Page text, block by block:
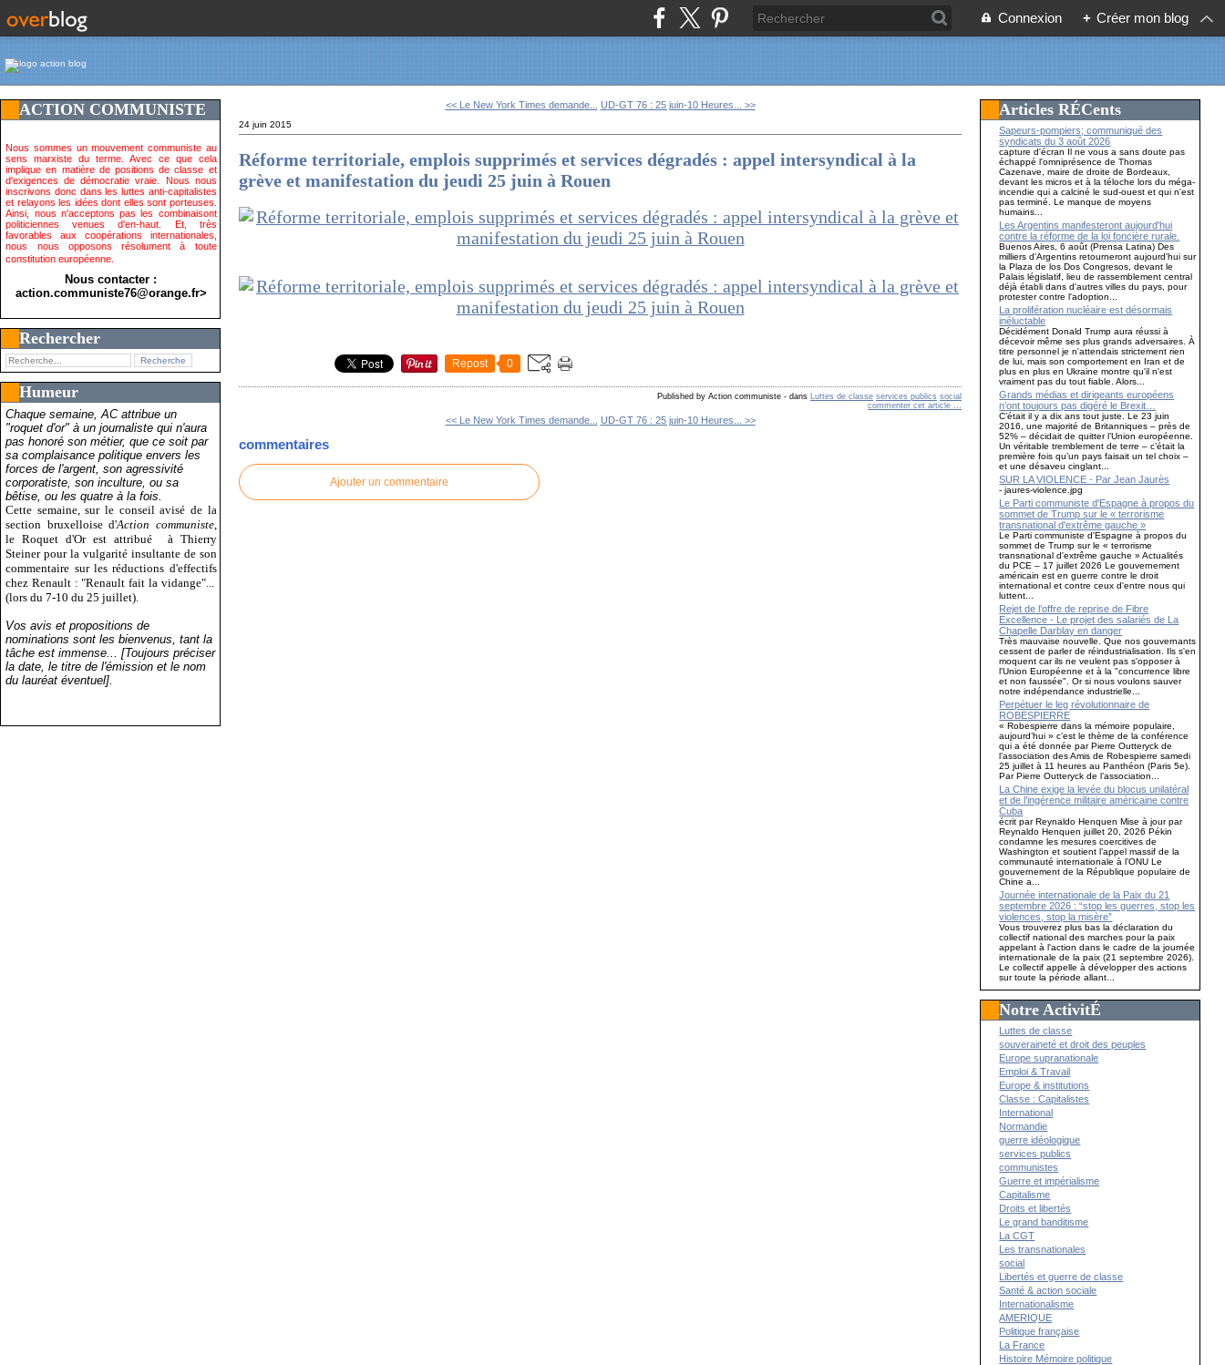
Connexion + Créer mon blog
ACTION COMMUNISTE
Nous sommes un mouvement communiste au
sens marxiste du terme. Avec ce que cela
implique en matière de positions de classe et
d'exigences de démocratie vraie. Nous nous
inscrivons donc dans les luttes anti-capitalistes
et relayons les idées dont elles sont porteuses.
Ainsi, nous n'acceptons pas les combinaisont
politiciennes venues d'en-haut. Et, très
favorables aux coopérations internationales,
nous nous opposons résolument à toute
constitution européenne.
Nous contacter :
action.communiste76@orange.fr>
Rechercher
Humeur
Chaque semaine, AC attribue un
"roquet d'or" à un journaliste qui n'aura
pas honoré son métier, que ce soit par
sa complaisance politique envers les
forces de l'argent, son agressivité
corporatiste, son inculture, ou sa
bêtise, ou les quatre à la fois.
Cette semaine, sur le conseil avisé de la
section bruxelloise d'Action communiste,
le Roquet d'Or est attribué
à Thierry
Steiner pour la vulgarité insultante de son
commentaire sur les réductions d'effectifs
chez Renault : "Renault fait la vidange"...
(lors du 7-10 du 25 juillet).
Vos avis et propositions de
nominations sont les bienvenus, tant la
tâche est immense... [Toujours préciser
la date, le titre de l'émission et le nom
du lauréat éventuel].
<< Le New York Times demande... UD-GT 76 : 25 juin-10 Heures... >>
24 juin 2015
Réforme territoriale, emplois supprimés et services dégradés : appel intersyndical à la
grève et manifestation du jeudi 25 juin à Rouen
Repost 0
Published by Action communiste - dans Luttes de classe services publics social
commenter cet article …
<< Le New York Times demande... UD-GT 76 : 25 juin-10 Heures... >>
commentaires
Ajouter un commentaire
Articles RÉCents
Sapeurs-pompiers; communiqué des
syndicats du 3 août 2026
capture d'écran Il ne vous a sans doute pas
échappé l'omniprésence de Thomas
Cazenave, maire de droite de Bordeaux,
devant les micros et à la téloche lors du méga-
incendie qui a calciné le sud-ouest et qui n'est
pas terminé. Le manque de moyens
humains...
Les Argentins manifesteront aujourd'hui
contre la réforme de la loi foncière rurale.
Buenos Aires, 6 août (Prensa Latina) Des
milliers d'Argentins retourneront aujourd'hui sur
la Plaza de los Dos Congresos, devant le
Palais législatif, lieu de rassemblement central
déjà établi dans d'autres villes du pays, pour
protester contre l'adoption...
La prolifération nucléaire est désormais
inéluctable
Décidément Donald Trump aura réussi à
décevoir même ses plus grands adversaires. À
titre personnel je n'attendais strictement rien
de lui, mais son comportement en Iran et de
plus en plus en Ukraine montre qu'il n'est
vraiment pas du tout fiable. Alors...
Grands médias et dirigeants européens
n’ont toujours pas digéré le Brexit…
C’était il y a dix ans tout juste. Le 23 juin
2016, une majorité de Britanniques – près de
52% – décidait de quitter l’Union européenne.
Un véritable tremblement de terre – c’était la
première fois qu’un pays faisait un tel choix –
et une désaveu cinglant...
SUR LA VIOLENCE - Par Jean Jaurès
- jaures-violence.jpg
Le Parti communiste d'Espagne à propos du
sommet de Trump sur le « terrorisme
transnational d'extrême gauche »
Le Parti communiste d'Espagne à propos du
sommet de Trump sur le « terrorisme
transnational d'extrême gauche » Actualités
du PCE – 17 juillet 2026 Le gouvernement
américain est en guerre contre le droit
international et contre ceux d'entre nous qui
luttent...
Rejet de l’offre de reprise de Fibre
Excellence - Le projet des salariés de La
Chapelle Darblay en danger
Très mauvaise nouvelle. Que nos gouvernants
cessent de parler de réindustrialisation. Ils s'en
moquent car ils ne veulent pas s'opposer à
l'Union Européenne et à la "concurrence libre
et non faussée". Or si nous voulons sauver
notre indépendance industrielle...
Perpétuer le leg révolutionnaire de
ROBESPIERRE
« Robespierre dans la mémoire populaire,
aujourd’hui » c’est le thème de la conférence
qui a été donnée par Pierre Outteryck de
l’association des Amis de Robespierre samedi
25 juillet à 11 heures au Panthéon (Paris 5e).
Par Pierre Outteryck de l’association...
La Chine exige la levée du blocus unilatéral
et de l’ingérence militaire américaine contre
Cuba
écrit par Reynaldo Henquen Mise à jour par
Reynaldo Henquen juillet 20, 2026 Pékin
condamne les mesures coercitives de
Washington et soutient l’appel massif de la
communauté internationale à l’ONU Le
gouvernement de la République populaire de
Chine a...
Journée internationale de la Paix du 21
septembre 2026 : “stop les guerres, stop les
violences, stop la misère”
Vous trouverez plus bas la déclaration du
collectif national des marches pour la paix
appelant à l'action dans le cadre de la journée
internationale de la paix (21 septembre 2026).
Le collectif appelle à développer des actions
sur toute la période allant...
Notre ActivitÉ
Luttes de classe
souveraineté et droit des peuples
Europe supranationale
Emploi & Travail
Europe & institutions
Classe : Capitalistes
International
Normandie
guerre idéologique
services publics
communistes
Guerre et impérialisme
Capitalisme
Droits et libertés
Le grand banditisme
La CGT
Les transnationales
social
Libertés et guerre de classe
Santé & action sociale
Internationalisme
AMERIQUE
Politique française
La France
Histoire Mémoire politique